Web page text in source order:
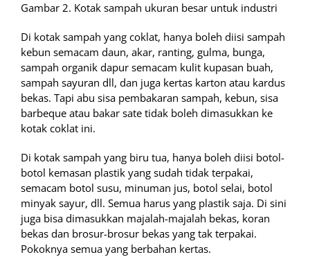
Gambar 2. Kotak sampah ukuran besar untuk industri
Di kotak sampah yang coklat, hanya boleh diisi sampah
kebun semacam daun, akar, ranting, gulma, bunga,
sampah organik dapur semacam kulit kupasan buah,
sampah sayuran dll, dan juga kertas karton atau kardus
bekas. Tapi abu sisa pembakaran sampah, kebun, sisa
barbeque atau bakar sate tidak boleh dimasukkan ke
kotak coklat ini.
Di kotak sampah yang biru tua, hanya boleh diisi botol-
botol kemasan plastik yang sudah tidak terpakai,
semacam botol susu, minuman jus, botol selai, botol
minyak sayur, dll. Semua harus yang plastik saja. Di sini
juga bisa dimasukkan majalah-majalah bekas, koran
bekas dan brosur-brosur bekas yang tak terpakai.
Pokoknya semua yang berbahan kertas.